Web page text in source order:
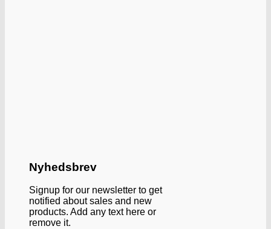
Nyhedsbrev
Signup for our newsletter to get
notified about sales and new
products. Add any text here or
remove it.